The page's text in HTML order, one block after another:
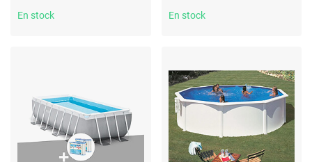
En stock
de refoulement
En stock